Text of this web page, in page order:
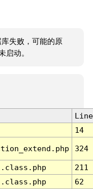
失败，可能的原
启动。
Line
14
324
211
62